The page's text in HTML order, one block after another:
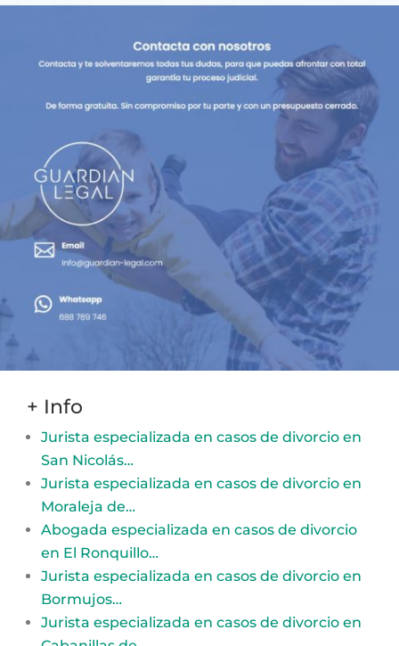
+ Info
Jurista especializada en casos de divorcio en
San Nicolás…
Jurista especializada en casos de divorcio en
Moraleja de…
Abogada especializada en casos de divorcio
en El Ronquillo…
Jurista especializada en casos de divorcio en
Bormujos…
Jurista especializada en casos de divorcio en